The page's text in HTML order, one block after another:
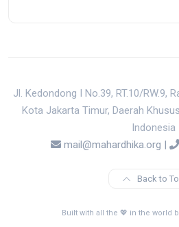
Jl. Kedondong I No.39, RT.10/RW.9,
Kota Jakarta Timur, Daerah
Indonesia
mail@mahardhika.org |
Back to
Built with all the 💖 in the world